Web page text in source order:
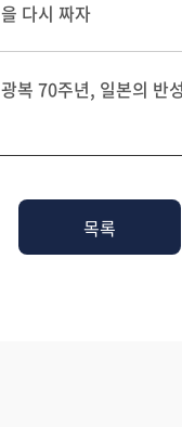
을 다시 짜자
광복 70주년, 일본의 반
목록